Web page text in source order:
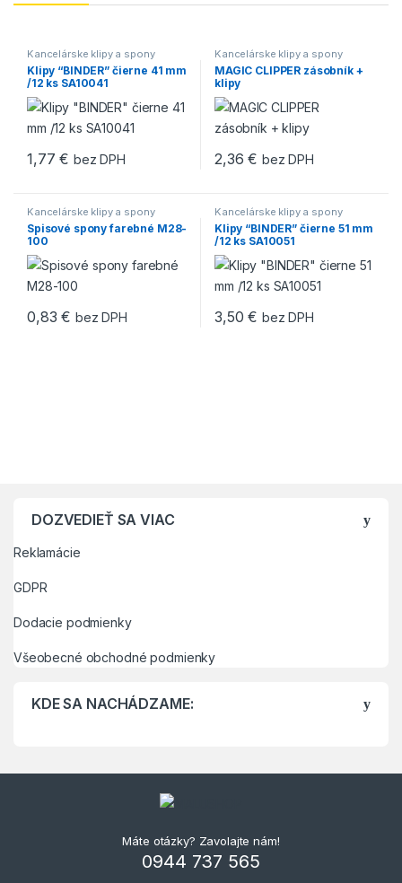
Kancelárske klipy a spony
Klipy “BINDER” čierne 41 mm
/12 ks SA10041
1,77€ bez DPH
Kancelárske klipy a spony
MAGIC CLIPPER zásobník +
klipy
2,36€ bez DPH
Kancelárske klipy a spony
Spisové spony farebné M28-
100
0,83€ bez DPH
Kancelárske klipy a spony
Klipy “BINDER” čierne 51 mm
/12 ks SA10051
3,50€ bez DPH
DOZVEDIEŤ SA VIAC
Reklamácie
GDPR
Dodacie podmienky
Všeobecné obchodné podmienky
KDE SA NACHÁDZAME:
Máte otázky? Zavolajte nám!
0944 737 565